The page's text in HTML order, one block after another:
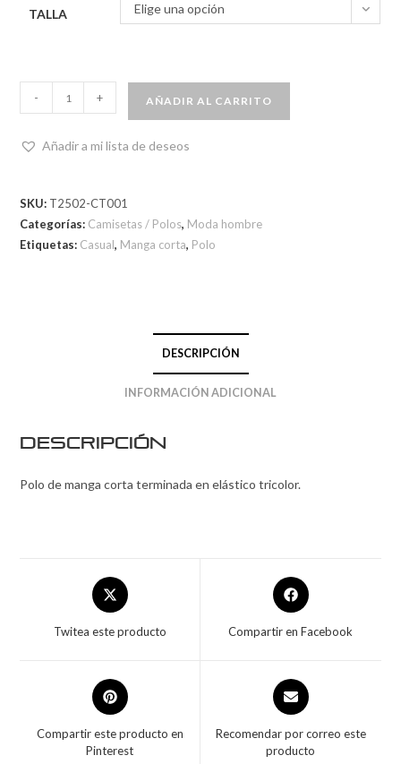
TALLA Elige una opción
- + AÑADIR AL CARRITO
Añadir a mi lista de deseos
SKU: T2502-CT001
Categorías: Camisetas / Polos, Moda hombre
Etiquetas: Casual, Manga corta, Polo
DESCRIPCIÓN
INFORMACIÓN ADICIONAL
Descripción
Polo de manga corta terminada en elástico tricolor.
Twitea este producto Compartir en Facebook
Compartir este producto en
Pinterest
Recomendar por correo este
producto